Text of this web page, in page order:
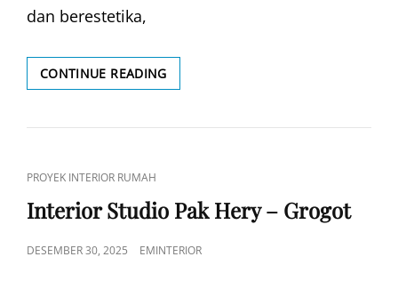
dan berestetika,
CONTINUE READINGINTERIOR
RUMAH
FANDY
CAT
LINKS
PROYEK INTERIOR RUMAH
Interior Studio Pak Hery – Grogot
POSTED
DESEMBER 30, 2025 EMINTERIOR